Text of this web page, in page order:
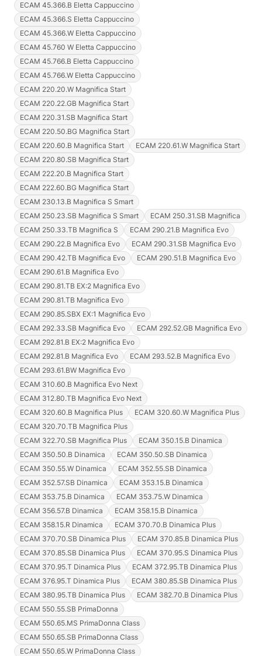
ECAM 45.366.B Eletta Cappuccino
ECAM 45.366.S Eletta Cappuccino
ECAM 45.366.W Eletta Cappuccino
ECAM 45.760 W Eletta Cappuccino
ECAM 45.766.B Eletta Cappuccino
ECAM 45.766.W Eletta Cappuccino
ECAM 220.20.W Magnifica Start
ECAM 220.22.GB Magnifica Start
ECAM 220.31.SB Magnifica Start
ECAM 220.50.BG Magnifica Start
ECAM 220.60.B Magnifica Start
ECAM 220.61.W Magnifica Start
ECAM 220.80.SB Magnifica Start
ECAM 222.20.B Magnifica Start
ECAM 222.60.BG Magnifica Start
ECAM 230.13.B Magnifica S Smart
ECAM 250.23.SB Magnifica S Smart
ECAM 250.31.SB Magnifica
ECAM 250.33.TB Magnifica S
ECAM 290.21.B Magnifica Evo
ECAM 290.22.B Magnifica Evo
ECAM 290.31.SB Magnifica Evo
ECAM 290.42.TB Magnifica Evo
ECAM 290.51.B Magnifica Evo
ECAM 290.61.B Magnifica Evo
ECAM 290.81.TB EX:2 Magnifica Evo
ECAM 290.81.TB Magnifica Evo
ECAM 290.85.SBX EX:1 Magnifica Evo
ECAM 292.33.SB Magnifica Evo
ECAM 292.52.GB Magnifica Evo
ECAM 292.81.B EX:2 Magnifica Evo
ECAM 292.81.B Magnifica Evo
ECAM 293.52.B Magnifica Evo
ECAM 293.61.BW Magnifica Evo
ECAM 310.60.B Magnifica Evo Next
ECAM 312.80.TB Magnifica Evo Next
ECAM 320.60.B Magnifica Plus
ECAM 320.60.W Magnifica Plus
ECAM 320.70.TB Magnifica Plus
ECAM 322.70.SB Magnifica Plus
ECAM 350.15.B Dinamica
ECAM 350.50.B Dinamica
ECAM 350.50.SB Dinamica
ECAM 350.55.W Dinamica
ECAM 352.55.SB Dinamica
ECAM 352.57.SB Dinamica
ECAM 353.15.B Dinamica
ECAM 353.75.B Dinamica
ECAM 353.75.W Dinamica
ECAM 356.57.B Dinamica
ECAM 358.15.B Dinamica
ECAM 358.15.R Dinamica
ECAM 370.70.B Dinamica Plus
ECAM 370.70.SB Dinamica Plus
ECAM 370.85.B Dinamica Plus
ECAM 370.85.SB Dinamica Plus
ECAM 370.95.S Dinamica Plus
ECAM 370.95.T Dinamica Plus
ECAM 372.95.TB Dinamica Plus
ECAM 376.95.T Dinamica Plus
ECAM 380.85.SB Dinamica Plus
ECAM 380.95.TB Dinamica Plus
ECAM 382.70.B Dinamica Plus
ECAM 550.55.SB PrimaDonna
ECAM 550.65.MS PrimaDonna Class
ECAM 550.65.SB PrimaDonna Class
ECAM 550.65.W PrimaDonna Class